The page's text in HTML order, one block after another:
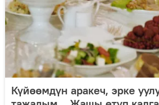
Күйөөмдүн аракеч, эрке